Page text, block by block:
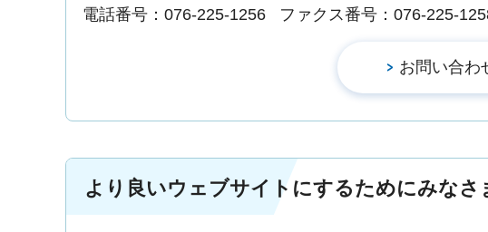
電話番号：076-225-1256
ファクス番号：076-225-
より良いウェブサイトにするためにみな